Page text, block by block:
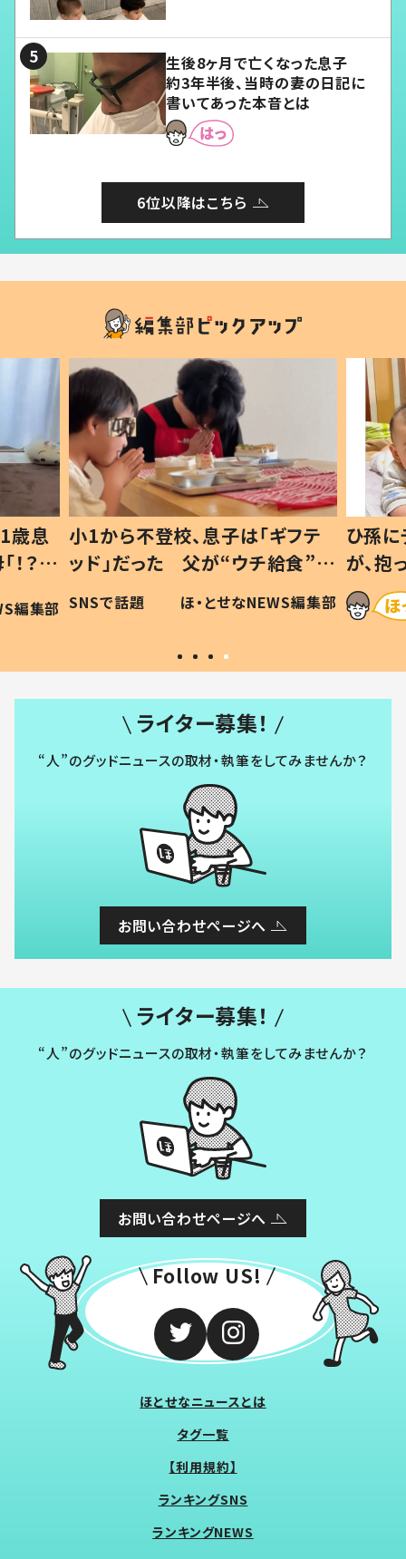
生後8ヶ月で亡くなった息子
約3年半後、当時の妻の日記に
書いてあった本音とは
6位以降はこちら
歳息
？」
編集部
小1から不登校、息子は「ギフテ
ッド」だった 父が“ウチ給食”を
作り続ける理由とは #令和の親
#令和の子
SNSで話題 ほ・とせなNEWS編集部
ひ孫
が、
「涙が
い」
ライター募集！
“人”のグッドニュースの取材・執筆をしてみませんか？
お問い合わせページへ
ライター募集！
“人”のグッドニュースの取材・執筆をしてみませんか？
お問い合わせページへ
Follow US!
ほとせなニュースとは
タグ一覧
【利用規約】
ランキングSNS
ランキングNEWS